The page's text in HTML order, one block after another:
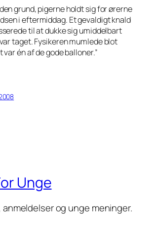
grund, pigerne holdt sig for ørerne
i eftermiddag. Et gevaldigt knald
til at dukke sig umiddelbart
taget. Fysikeren mumlede blot
var én af de gode balloner.”
Unge
anmeldelser og unge meninger.